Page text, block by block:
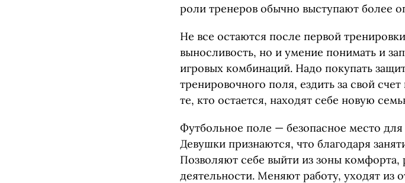
роли тренеров обычно выступают более
Не все остаются после первой
выносливость, но и умение понимать и
игровых комбинаций. Надо покупать
тренировочного поля, ездить за свой
те, кто остается, находят себе новую
Футбольное поле — безопасное место
Девушки признаются, что благодаря
Позволяют себе выйти из зоны комфорта,
деятельности. Меняют работу, уходят из